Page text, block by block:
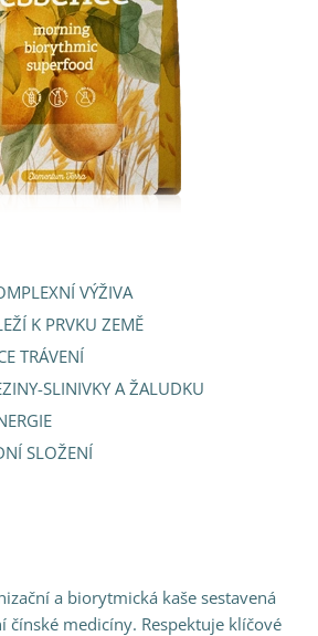
VÝŽIVA
K PRVKU ZEMĚ
TRÁVENÍ
SLINIVKY A ŽALUDKU
SLOŽENÍ
a biorytmická kaše sestavená
medicíny. Respektuje klíčové